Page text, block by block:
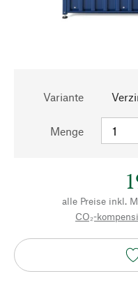
Variante
Menge
alle Preise inkl.
CO₂-